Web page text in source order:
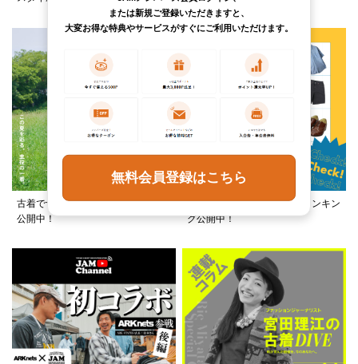
古着でつくる、夏フェススタイルを
公開中！
この夏何着る？カテゴリ別ランキン
グ公開中！
または新規ご登録いただきますと、
大変お得な特典やサービスがすぐにご利用いただけます。
無料会員登録はこちら